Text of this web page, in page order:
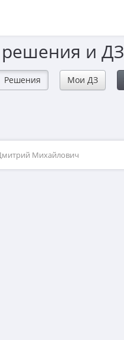
и ДЗ
Решения Мои ДЗ
Михайлович